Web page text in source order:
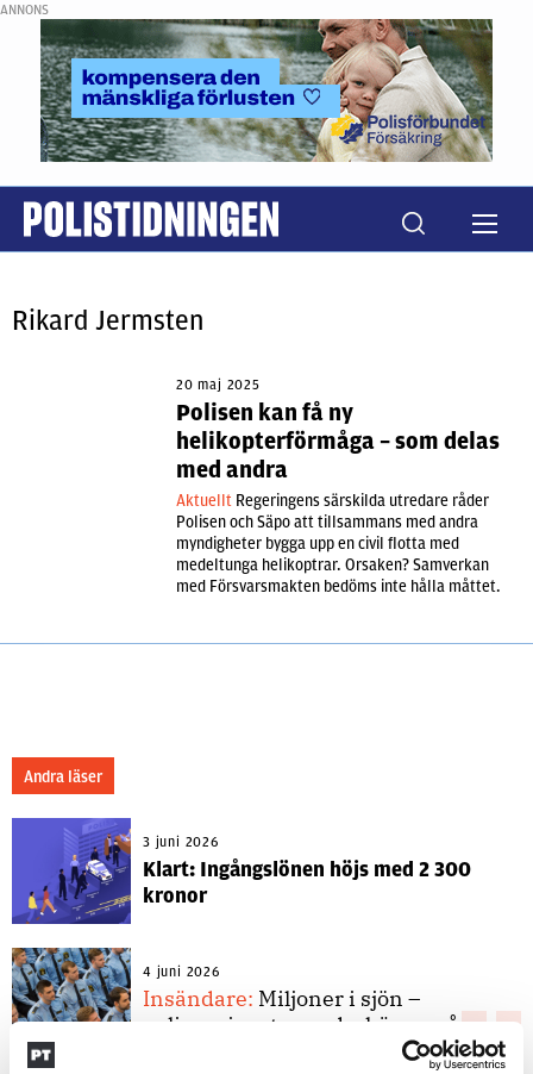
ANNONS
Rikard Jermsten
20 maj 2025
Polisen kan få ny
helikopterförmåga – som delas
med andra
Aktuellt Regeringens särskilda utredare råder
Polisen och Säpo att tillsammans med andra
myndigheter bygga upp en civil flotta med
medeltunga helikoptrar. Orsaken? Samverkan
med Försvarsmakten bedöms inte hålla måttet.
Andra läser
3 juni 2026
Klart: Ingångslönen höjs med 2 300
kronor
4 juni 2026
Insändare: Miljoner i sjön –
polisaspiranter underkänns på